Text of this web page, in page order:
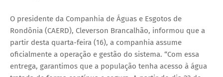
O presidente da Companhia de Águas e Esgotos de
Rondônia (CAERD), Cleverson Brancalhão, informou que a
partir desta quarta-feira (16), a companhia assume
oficialmente a operação e gestão do sistema. “Com essa
entrega, garantimos que a população tenha acesso à água